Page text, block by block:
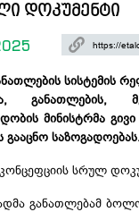
დოკუმენტი
სისტემის
განათლების,
მინისტრმა
გააცნო
სრულ
განათლებამ